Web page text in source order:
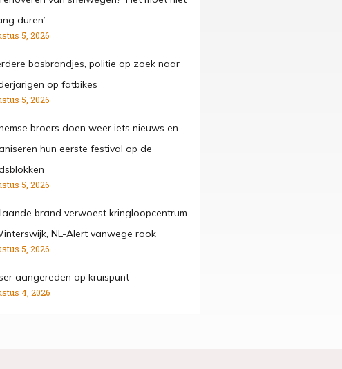
duren’
5, 2026
bosbrandjes, politie op zoek naar
op fatbikes
5, 2026
broers doen weer iets nieuws en
hun eerste festival op de
5, 2026
brand verwoest kringloopcentrum
NL-Alert vanwege rook
5, 2026
aangereden op kruispunt
4, 2026